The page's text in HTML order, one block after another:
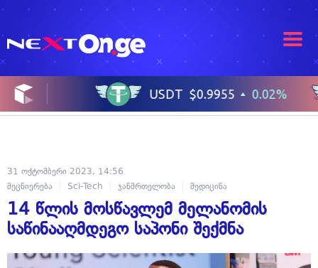
31 ოქტომბერი 2023, 14:56
მეცნიერება
Sci-Tech ჯანმრთელობა მედიცინა
14 წლის მოსწავლემ მელანომის
საწინააღმდეგო საპონი შექმნა